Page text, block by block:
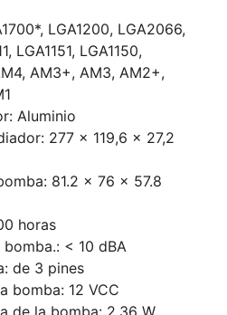
LGA1200, LGA2066,
LGA1151, LGA1150,
AM3+, AM3, AM2+,
Aluminio
277 x 119,6 x 27,2
81.2 x 76 x 57.8
horas
< 10 dBA
de 3 pines
bomba: 12 VCC